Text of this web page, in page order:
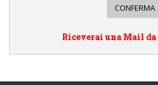
Riceverai una Mail